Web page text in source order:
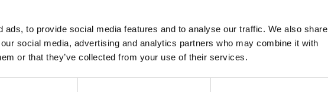
ads, to provide social media features and to analyse our traffic. We also share
social media, advertising and analytics partners who may combine it with
or that they’ve collected from your use of their services.